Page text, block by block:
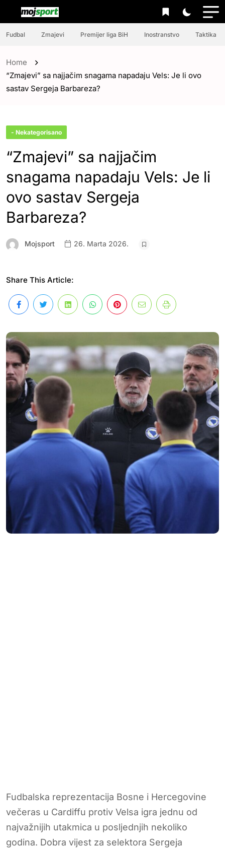
Fudbal Zmajevi Premijer liga BiH Inostranstvo Taktika
Home
“Zmajevi” sa najjačim snagama napadaju Vels: Je li ovo
sastav Sergeja Barbareza?
- Nekategorisano
“Zmajevi” sa najjačim
snagama napadaju Vels: Je li
ovo sastav Sergeja
Barbareza?
Mojsport 26. Marta 2026.
Share This Article:
Fudbalska reprezentacija Bosne i Hercegovine
večeras u Cardiffu protiv Velsa igra jednu od
najvažnijih utakmica u posljednjih nekoliko
godina. Dobra vijest za selektora Sergeja